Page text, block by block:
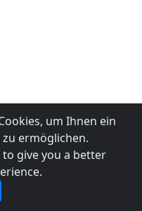
um Ihnen ein
ermöglichen.
give you a better